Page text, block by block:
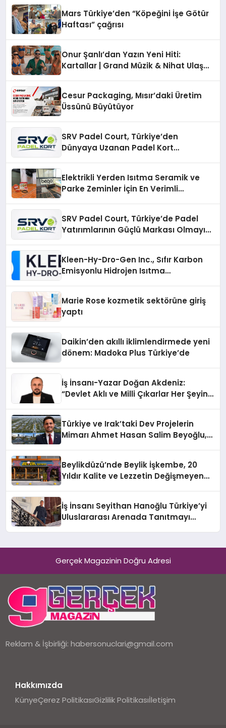
Mars Türkiye’den “Köpeğini İşe Götür
Haftası” çağrısı
Onur Şanlı’dan Yazın Yeni Hiti:
Kartallar | Grand Müzik & Nihat Ulaş
Cesur Packaging, Mısır’daki Üretim
Üssünü Büyütüyor
SRV Padel Court, Türkiye’den
Dünyaya Uzanan Padel Kort
Elektrikli Yerden Isıtma Seramik ve
Parke Zeminler İçin En Verimli
SRV Padel Court, Türkiye’de Padel
Yatırımlarının Güçlü Markası Olmayı
Kleen-Hy-Dro-Gen Inc., Sıfır Karbon
Emisyonlu Hidrojen Isıtma
Marie Rose kozmetik sektörüne giriş
yaptı
Daikin’den akıllı iklimlendirmede yeni
dönem: Madoka Plus Türkiye’de
İş İnsanı-Yazar Doğan Akdeniz:
“Devlet Aklı ve Milli Çıkarlar Her Şeyin
Türkiye ve Irak’taki Dev Projelerin
Mimarı Ahmet Hasan Salim Beyoğlu,
Hayata Geçirecek
Beylikdüzü’nde Beylik İşkembe, 20
Yıldır Kalite ve Lezzetin Değişmeyen
İş İnsanı Seyithan Hanoğlu Türkiye’yi
Uluslararası Arenada Tanıtmayı
Gerçek Magazinin Doğru Adresi
Reklam & İşbirliği:habersonuclari@gmail.com
Hakkımızda
KünyeÇerez PolitikasıGizlilik Politikasıİletişim